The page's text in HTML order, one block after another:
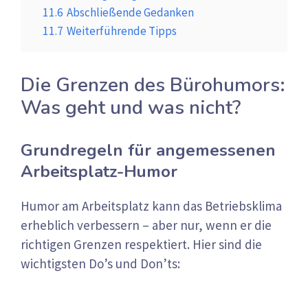
11.6 Abschließende Gedanken
11.7 Weiterführende Tipps
Die Grenzen des Bürohumors:
Was geht und was nicht?
Grundregeln für angemessenen
Arbeitsplatz-Humor
Humor am Arbeitsplatz kann das Betriebsklima
erheblich verbessern – aber nur, wenn er die
richtigen Grenzen respektiert. Hier sind die
wichtigsten Do’s und Don’ts: